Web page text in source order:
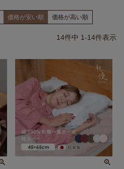
価格が安い順 価格が高い順
14件中 1-14件表示